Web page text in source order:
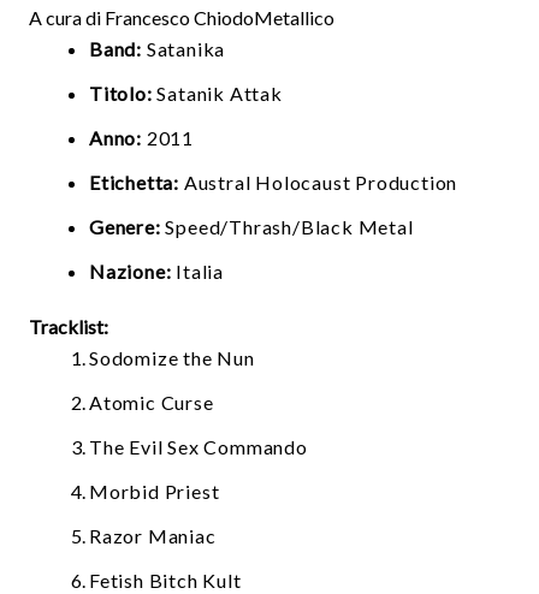
A cura di Francesco ChiodoMetallico
Band: Satanika
Titolo: Satanik Attak
Anno: 2011
Etichetta: Austral Holocaust Production
Genere: Speed/Thrash/Black Metal
Nazione: Italia
Tracklist:
Sodomize the Nun
Atomic Curse
The Evil Sex Commando
Morbid Priest
Razor Maniac
Fetish Bitch Kult